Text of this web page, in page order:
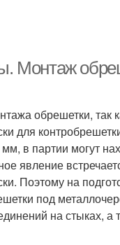
Монтаж
обрешетки, так
для
в партии могут
явление
Поэтому на
под
на стыках, а